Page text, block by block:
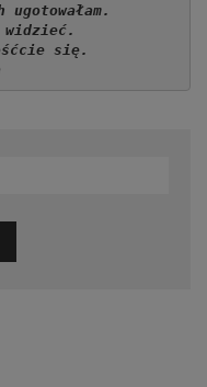
się.